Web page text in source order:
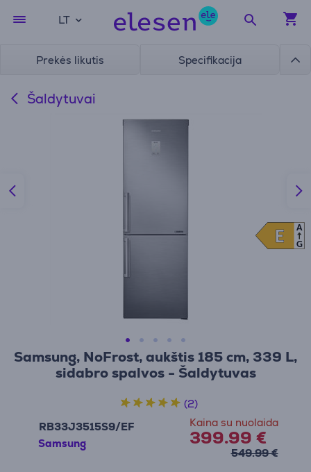
LT
Prekės likutis Specifikacija
Šaldytuvai
Samsung, NoFrost, aukštis 185 cm, 339 L,
sidabro spalvos - Šaldytuvas
RB33J3515S9/EF
Samsung
Kaina su nuolaida
399.99 €
549.99 €
(2)
E
E
A
G